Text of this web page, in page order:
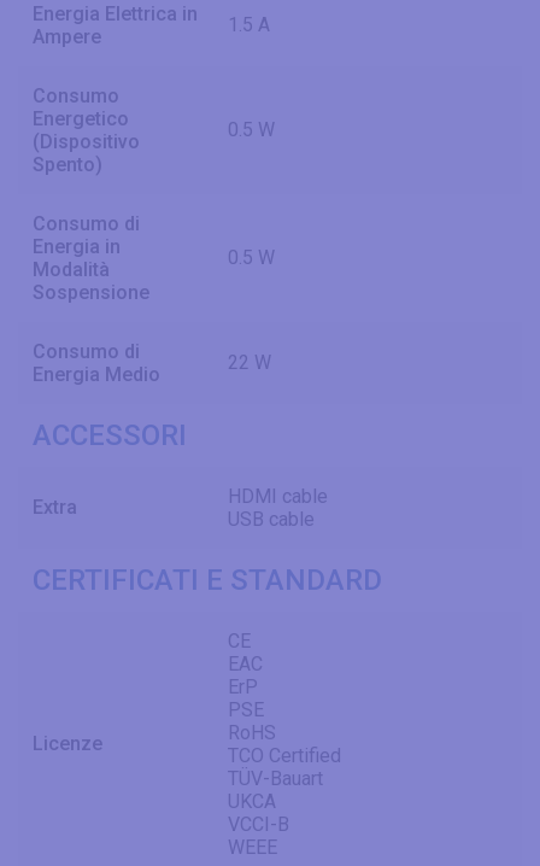
Energia Elettrica in
Ampere
1.5 A
Consumo
Energetico
(Dispositivo
Spento)
0.5 W
Consumo di
Energia in
Modalità
Sospensione
0.5 W
Consumo di
Energia Medio
22 W
ACCESSORI
Extra
HDMI cable
USB cable
CERTIFICATI E STANDARD
Licenze
CE
EAC
ErP
PSE
RoHS
TCO Certified
TÜV-Bauart
UKCA
VCCI-B
WEEE